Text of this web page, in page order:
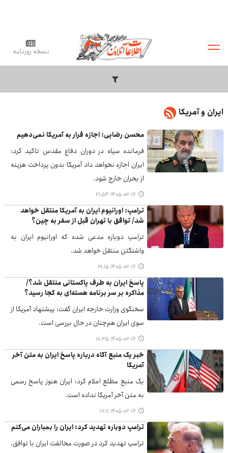
نسخه روزنامه
ایران و آمریکا
محسن رضایی: اجازه فرار به آمریکا نمی‌دهیم
فرمانده سپاه در دوران دفاع مقدس تاکید کرد:
ایران اجازه نخواهد داد آمریکا بدون پرداخت هزینه
از بحران خارج شود.
۱۴۰۵-۰۲-۱۶ ۲۱:۵۴
ترامپ: اورانیوم ایران به آمریکا منتقل خواهد
شد/ توافق با تهران قبل از سفر به چین؟
ترامپ دوباره مدعی شده که اورانیوم ایران به
واشنگتن منتقل خواهد شد.
۱۴۰۵-۰۲-۱۶ ۱۹:۱۵
پاسخ ایران به طرف پاکستانی منتقل شد؟/
مذاکره بر سر برنامه هسته‌ای به کجا رسید؟
سخنگوی وزارت خارجه ایران گفت: پیشنهاد آمریکا از
سوی ایران هم‌چنان در حال بررسی است.
۱۴۰۵-۰۲-۱۶ ۱۸:۳۵
خبر یک منبع آگاه درباره پاسخ ایران به متن آخر
آمریکا
یک منبع مطلع اعلام کرد: ایران هنوز پاسخ رسمی
به متن آخر آمریکا نداده است.
۱۴۰۵-۰۲-۱۶ ۱۷:۱۱
ترامپ دوباره تهدید کرد: ایران را بمباران می‌کنم
ترامپ تهدید کرد در صورت مخالفت ایران با توافق،